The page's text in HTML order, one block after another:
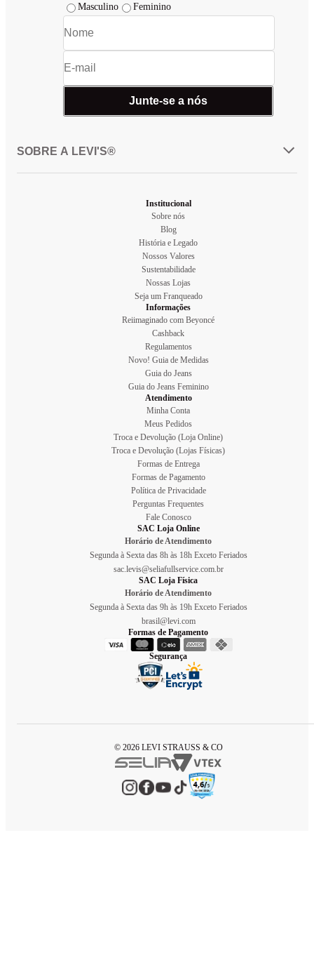
Masculino Feminino
Junte-se a nós
SOBRE A LEVI'S®
Institucional
Sobre nós
Blog
História e Legado
Nossos Valores
Sustentabilidade
Nossas Lojas
Seja um Franqueado
Informações
Reiimaginado com Beyoncé
Cashback
Regulamentos
Novo! Guia de Medidas
Guia do Jeans
Guia do Jeans Feminino
Atendimento
Minha Conta
Meus Pedidos
Troca e Devolução (Loja Online)
Troca e Devolução (Lojas Físicas)
Formas de Entrega
Formas de Pagamento
Política de Privacidade
Perguntas Frequentes
Fale Conosco
SAC Loja Online
Horário de Atendimento
Segunda à Sexta das 8h às 18h Exceto Feriados
sac.levis@seliafullservice.com.br
SAC Loja Física
Horário de Atendimento
Segunda à Sexta das 9h às 19h Exceto Feriados
brasil@levi.com
Formas de Pagamento
Segurança
© 2026 LEVI STRAUSS & CO